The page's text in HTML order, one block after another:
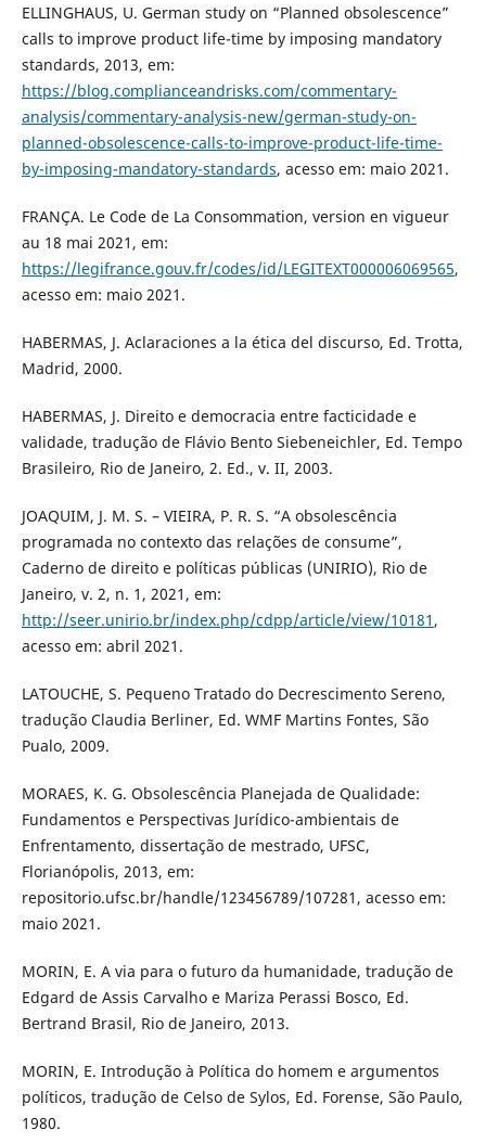
ELLINGHAUS, U. German study on “Planned obsolescence”
calls to improve product life-time by imposing mandatory
standards, 2013, em:
https://blog.complianceandrisks.com/commentary-
analysis/commentary-analysis-new/german-study-on-
planned-obsolescence-calls-to-improve-product-life-time-
by-imposing-mandatory-standards, acesso em: maio 2021.
FRANÇA. Le Code de La Consommation, version en vigueur
au 18 mai 2021, em:
https://legifrance.gouv.fr/codes/id/LEGITEXT000006069565,
acesso em: maio 2021.
HABERMAS, J. Aclaraciones a la ética del discurso, Ed. Trotta,
Madrid, 2000.
HABERMAS, J. Direito e democracia entre facticidade e
validade, tradução de Flávio Bento Siebeneichler, Ed. Tempo
Brasileiro, Rio de Janeiro, 2. Ed., v. II, 2003.
JOAQUIM, J. M. S. – VIEIRA, P. R. S. “A obsolescência
programada no contexto das relações de consume”,
Caderno de direito e políticas públicas (UNIRIO), Rio de
Janeiro, v. 2, n. 1, 2021, em:
http://seer.unirio.br/index.php/cdpp/article/view/10181 ,
acesso em: abril 2021.
LATOUCHE, S. Pequeno Tratado do Decrescimento Sereno,
tradução Claudia Berliner, Ed. WMF Martins Fontes, São
Pualo, 2009.
MORAES, K. G. Obsolescência Planejada de Qualidade:
Fundamentos e Perspectivas Jurídico-ambientais de
Enfrentamento, dissertação de mestrado, UFSC,
Florianópolis, 2013, em:
repositorio.ufsc.br/handle/123456789/107281, acesso em:
maio 2021.
MORIN, E. A via para o futuro da humanidade, tradução de
Edgard de Assis Carvalho e Mariza Perassi Bosco, Ed.
Bertrand Brasil, Rio de Janeiro, 2013.
MORIN, E. Introdução à Política do homem e argumentos
políticos, tradução de Celso de Sylos, Ed. Forense, São Paulo,
1980.